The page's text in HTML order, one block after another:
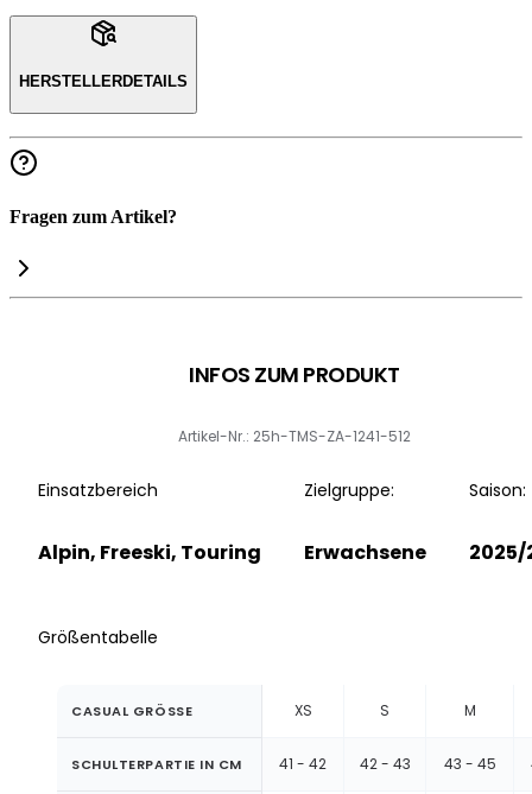
HERSTELLERDETAILS
Fragen zum Artikel?
INFOS ZUM PRODUKT
Artikel-Nr.: 25h-TMS-ZA-1241-512
Einsatzbereich
Alpin, Freeski, Touring
Zielgruppe:
Erwachsene
Saison:
2025/
Größentabelle
CASUAL GRÖSSE XS S M
SCHULTERPARTIE IN CM 41 - 42 42 - 43 43 - 45